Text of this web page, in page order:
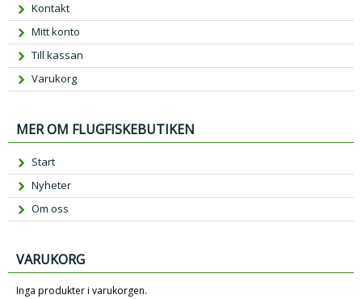
Kontakt
Mitt konto
Till kassan
Varukorg
MER OM FLUGFISKEBUTIKEN
Start
Nyheter
Om oss
VARUKORG
Inga produkter i varukorgen.